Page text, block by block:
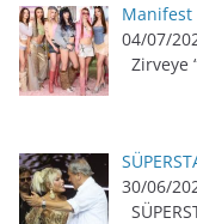
Manifest
04/07/
Zirveye
30/06/